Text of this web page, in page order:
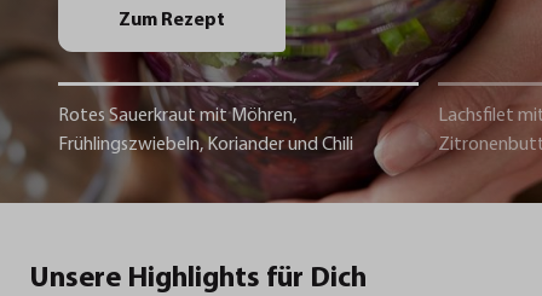
Zum Rezept
Rotes Sauerkraut mit Möhren,
Frühlingszwiebeln, Koriander und Chili
Lachsfilet
Unsere Highlights für Dich